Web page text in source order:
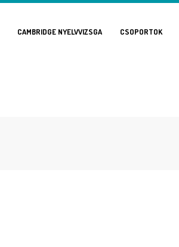
CAMBRIDGE NYELVVIZSGA CSOPORTOK